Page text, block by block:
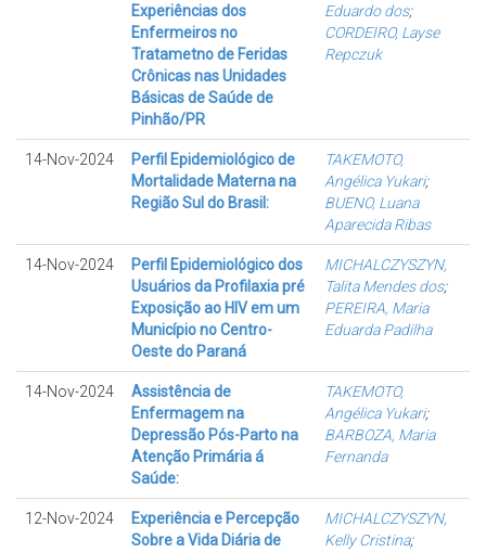
Experiências dos
Enfermeiros no
Tratametno de Feridas
Crônicas nas Unidades
Básicas de Saúde de
Pinhão/PR
Eduardo dos;
CORDEIRO, Layse
Repczuk
14-Nov-2024
Perfil Epidemiológico de
Mortalidade Materna na
Região Sul do Brasil:
TAKEMOTO,
Angélica Yukari;
BUENO, Luana
Aparecida Ribas
14-Nov-2024
Perfil Epidemiológico dos
Usuários da Profilaxia pré
Exposição ao HIV em um
Município no Centro-
Oeste do Paraná
MICHALCZYSZYN,
Talita Mendes dos;
PEREIRA, Maria
Eduarda Padilha
14-Nov-2024
Assistência de
Enfermagem na
Depressão Pós-Parto na
Atenção Primária á
Saúde:
TAKEMOTO,
Angélica Yukari;
BARBOZA, Maria
Fernanda
12-Nov-2024
Experiência e Percepção
Sobre a Vida Diária de
MICHALCZYSZYN,
Kelly Cristina;